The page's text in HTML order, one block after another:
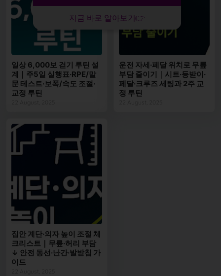
지금 바로 알아보기👉
일상 6,000보 걷기 루틴 설
계｜주5일 실행표·RPE/말
문 테스트·보폭/속도 조절·
교정 루틴
운전 자세·페달 위치로 무릎
부담 줄이기｜시트·등받이·
페달·크루즈 세팅과 2주 교
정 루틴
집안 계단·의자 높이 조절 체
크리스트｜무릎·허리 부담
↓ 안전 동선·난간·발받침 가
이드